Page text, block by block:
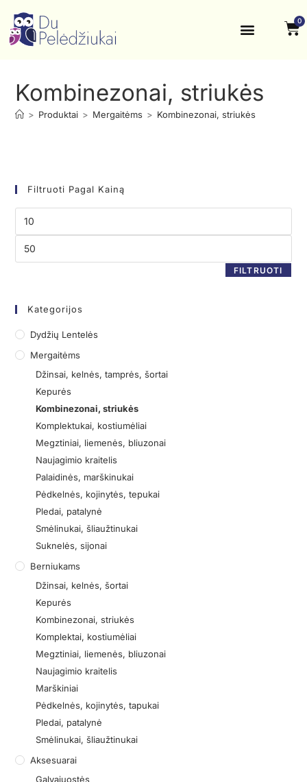
0
Kombinezonai, striukės
> Produktai > Mergaitėms > Kombinezonai, striukės
Filtruoti Pagal Kainą
FILTRUOTI
Kategorijos
Dydžių Lentelės
Mergaitėms
Džinsai, kelnės, tamprės, šortai
Kepurės
Kombinezonai, striukės
Komplektukai, kostiumėliai
Megztiniai, liemenės, bliuzonai
Naujagimio kraitelis
Palaidinės, marškinukai
Pėdkelnės, kojinytės, tepukai
Pledai, patalynė
Smėlinukai, šliaužtinukai
Suknelės, sijonai
Berniukams
Džinsai, kelnės, šortai
Kepurės
Kombinezonai, striukės
Komplektai, kostiumėliai
Megztiniai, liemenės, bliuzonai
Naujagimio kraitelis
Marškiniai
Pėdkelnės, kojinytės, tapukai
Pledai, patalynė
Smėlinukai, šliaužtinukai
Aksesuarai
Galvajuostės